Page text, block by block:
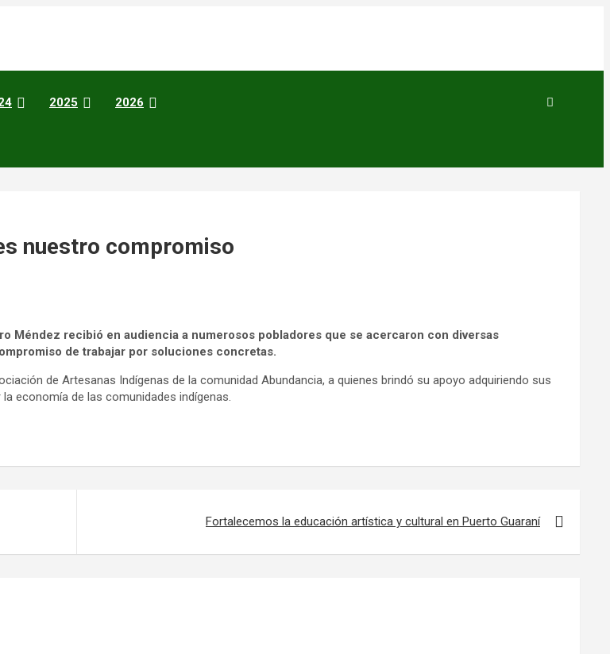
2025 2026
nuestro compromiso
Méndez recibió en audiencia a numerosos pobladores que se acercaron con diversas
de trabajar por soluciones concretas.
de Artesanas Indígenas de la comunidad Abundancia, a quienes brindó su apoyo adquiriendo sus
economía de las comunidades indígenas.
Fortalecemos la educación artística y cultural en Puerto Guaraní